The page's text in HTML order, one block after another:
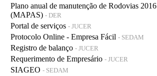
Plano anual de manutenção de Rodovias 2016
(MAPAS) - DER
Portal de serviços - JUCER
Protocolo Online - Empresa Fácil - SEDAM
Registro de balanço - JUCER
Requerimento de Empresário - JUCER
SIAGEO - SEDAM